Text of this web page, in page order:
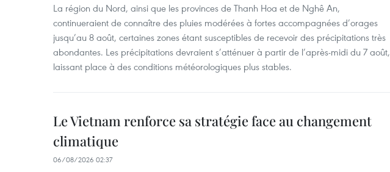
La région du Nord, ainsi que les provinces de Thanh Hoa et de Nghê An,
continueraient de connaître des pluies modérées à fortes accompagnées d’orages
jusqu’au 8 août, certaines zones étant susceptibles de recevoir des précipitations très
abondantes. Les précipitations devraient s’atténuer à partir de l’après-midi du 7 août,
laissant place à des conditions météorologiques plus stables.
Le Vietnam renforce sa stratégie face au changement
climatique
06/08/2026 02:37